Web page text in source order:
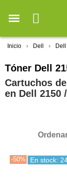
Inicio Dell
Tóner Dell
Cartuchos
en Dell 2150
-50% En stock: